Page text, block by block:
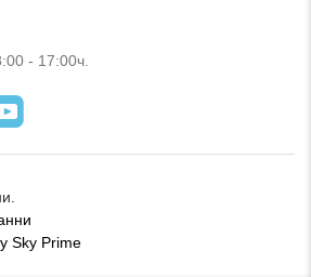
- 17:00ч.
Sky Prime